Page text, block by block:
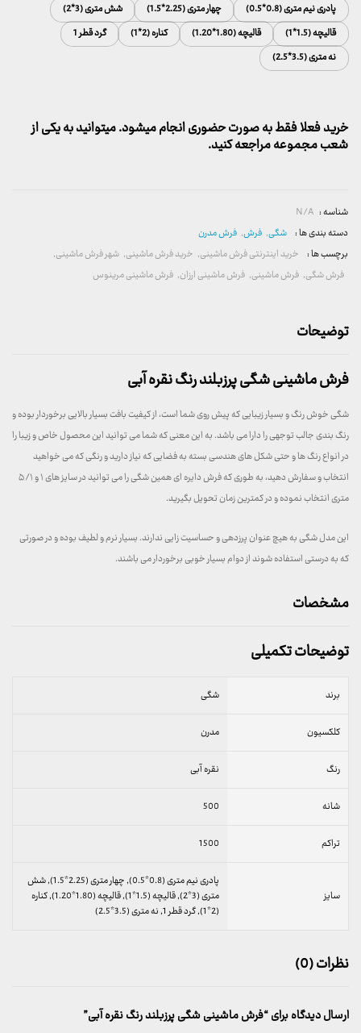
پادری نیم متری (0.8*0.5)
چهار متری (2.25*1.5)
شش متری (3*2)
قالیچه (1.5*1)
قالیچه (1.80*1.20) کناره (2*1)
گرد قطر 1
نه متری (3.5*2.5)
خرید فعلا فقط به صورت حضوری انجام میشود. میتوانید به یکی از
شعب مجموعه مراجعه کنید.
شناسه : N/A
دسته بندی ها : شگی, فرش, فرش مدرن
برچسب ها : خرید اینترنتی فرش ماشینی, خرید فرش ماشینی, شهر فرش ماشینی,
فرش شگی, فرش ماشینی, فرش ماشینی ارزان, فرش ماشینی مرینوس
توضیحات
فرش ماشینی شگی پرزبلند رنگ نقره آبی
شگی خوش رنگ و بسیار زیبایی که پیش روی شما است، از کیفیت بافت بسیار بالایی برخوردار بوده و
رنگ بندی جالب توجهی را دارا می باشد. به این معنی که شما می توانید این محصول خاص و زیبا را
در انواع رنگ ها و حتی شکل های هندسی بسته به فضایی که نیاز دارید و رنگی که می خواهید
انتخاب و سفارش دهید، به طوری که فرش دایره ای همین شگی را می توانید در سایز های ۱ و ۵/۱
متری انتخاب نموده و در کمترین زمان تحویل بگیرید.
این مدل شگی به هیچ عنوان پرزدهی و حساسیت زایی ندارند. بسیار نرم و لطیف بوده و در صورتی
که به درستی استفاده شوند از دوام بسیار خوبی برخوردار می باشند.
مشخصات
توضیحات تکمیلی
برند شگی
کلکسیون مدرن
رنگ نقره آبی
شانه 500
تراکم 1500
سایز
پادری نیم متری (0.8*0.5), چهار متری (2.25*1.5), شش
متری (3*2), قالیچه (1.5*1), قالیچه (1.80*1.20), کناره
(2*1), گرد قطر 1, نه متری (3.5*2.5)
نظرات (0)
ارسال دیدگاه برای “فرش ماشینی شگی پرزبلند رنگ نقره آبی”